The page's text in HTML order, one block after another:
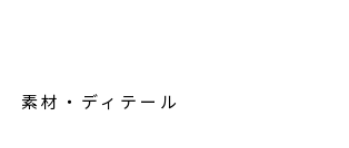
素材・ディテール